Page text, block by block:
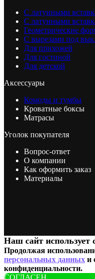
С латунными
С латунными
Геометрические
С вырезами под
Для прихожей
Для гостиной
Для детской
Аксессуары
Комоды и тумбы
Кроватные боксы
Матрасы
Уголок покупателя
Вопрос-ответ
О компании
Как оформить заказ
Материалы
Наш сайт использует
Продолжая
персональных данных и
конфиденциальности.
СОГЛАСЕН